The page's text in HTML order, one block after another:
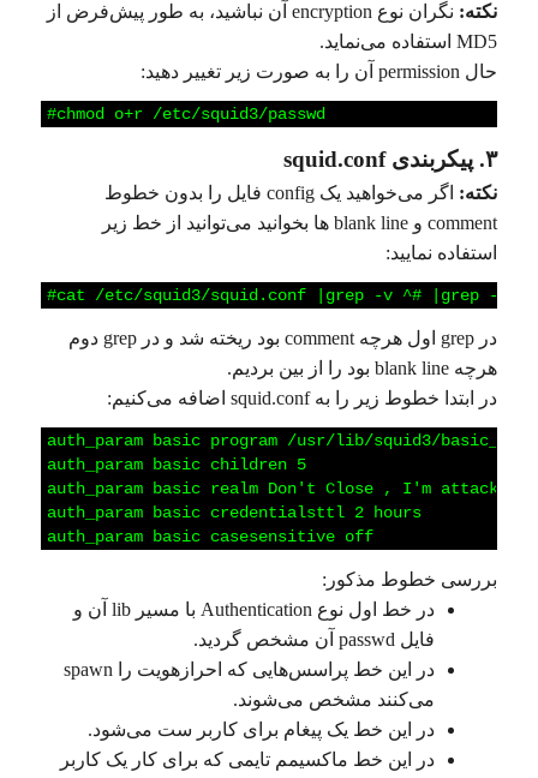
نکته:
نگران نوع encryption آن نباشید، به طور پیش‌فرض از
MD5 استفاده می‌نماید.
حال permission آن را به صورت زیر تغییر دهید:
#chmod o+r /etc/squid3/passwd
۳. پیکربندی squid.conf
نکته:
اگر می‌خواهید یک config فایل را بدون خطوط
comment و blank line ها بخوانید می‌توانید از خط زیر
استفاده نمایید:
#cat /etc/squid3/squid.conf |grep -v ^# |grep -v
در grep اول هرچه comment بود ریخته شد و در grep دوم
هرچه blank line بود را از بین بردیم.
در ابتدا خطوط زیر را به squid.conf اضافه می‌کنیم:
auth_param basic program /usr/lib/squid3/
auth_param basic children 5
auth_param basic realm Don't Close , I'm attacker
auth_param basic credentialsttl 2 hours
auth_param basic casesensitive off
بررسی خطوط مذکور:
در خط اول نوع Authentication با مسیر lib آن و
فایل passwd آن مشخص گردید.
در این خط پراسس‌هایی که احرازهویت را spawn
می‌کنند مشخص می‌شوند.
در این خط یک پیغام برای کاربر ست می‌شود.
در این خط ماکسیمم تایمی که برای کار یک کاربر